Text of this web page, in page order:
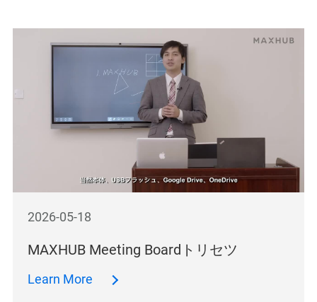
2026-05-18
MAXHUB Meeting Boardトリセツ
Learn More